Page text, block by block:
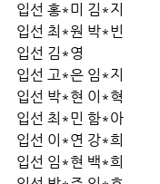
입선 홍*미 김*지
입선 최*원 박*빈
입선 김*영
입선 고*은 임*지
입선 박*현 이*혁
입선 최*민 함*아
입선 이*연 강*희
입선 임*현 백*희